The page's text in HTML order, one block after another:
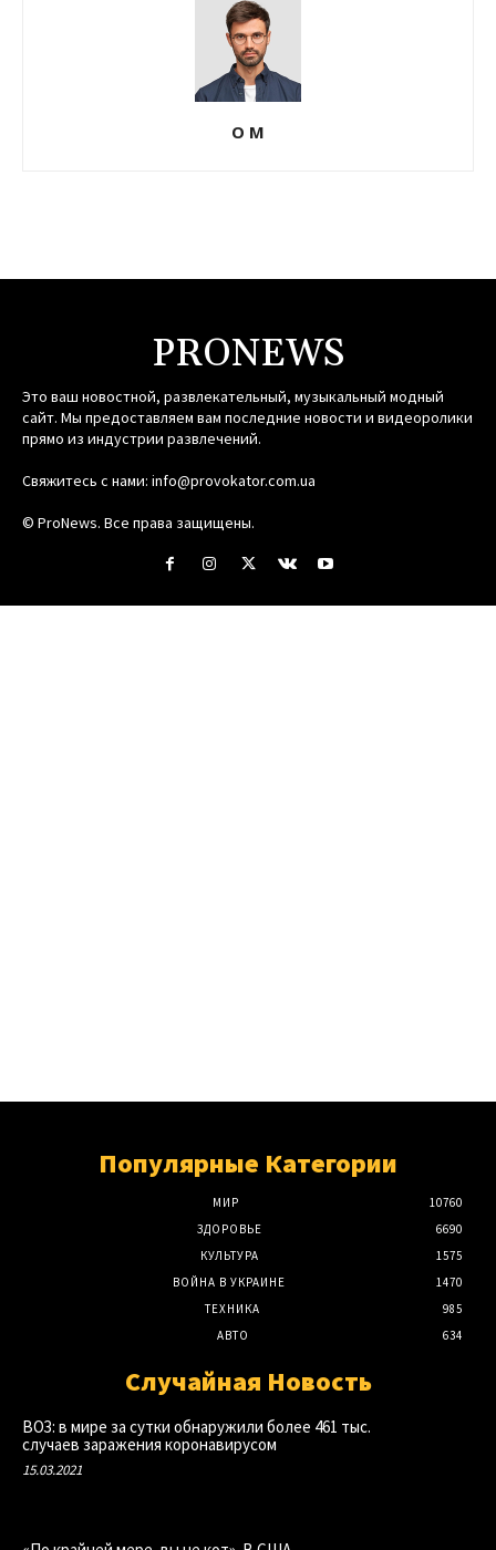
О М
PRONEWS
Это ваш новостной, развлекательный, музыкальный модный
сайт. Мы предоставляем вам последние новости и видеоролики
прямо из индустрии развлечений.
Свяжитесь с нами: info@provokator.com.ua
© ProNews. Все права защищены.
Популярные Категории
МИР
10760
ЗДОРОВЬЕ
6690
КУЛЬТУРА
1575
ВОЙНА В УКРАИНЕ
1470
ТЕХНИКА
985
АВТО
634
Случайная Новость
ВОЗ: в мире за сутки обнаружили более 461 тыс.
случаев заражения коронавирусом
15.03.2021